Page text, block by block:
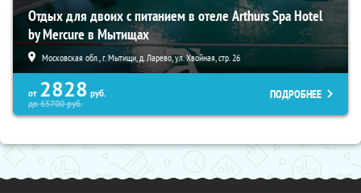
Отдых для двоих с питанием в отеле Arthurs Spa Hotel
by Mercure в Мытищах
Московская обл., г. Мытищи, д. Ларево, ул. Хвойная, стр. 26
от 2828 руб.
до65700руб.
ПОДРОБНЕЕ